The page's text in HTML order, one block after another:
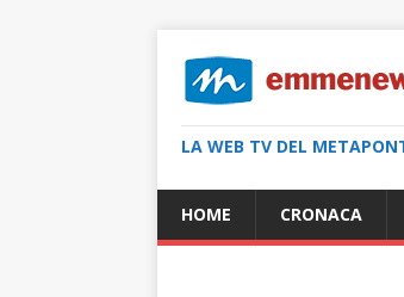
LA WEB TV DEL
HOME CRONACA